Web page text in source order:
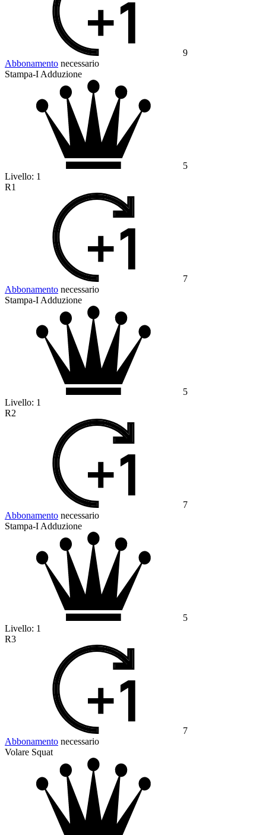
9
Abbonamento necessario
Stampa-I Adduzione
5
Livello: 1
R1
7
Abbonamento necessario
Stampa-I Adduzione
5
Livello: 1
R2
7
Abbonamento necessario
Stampa-I Adduzione
5
Livello: 1
R3
7
Abbonamento necessario
Volare Squat